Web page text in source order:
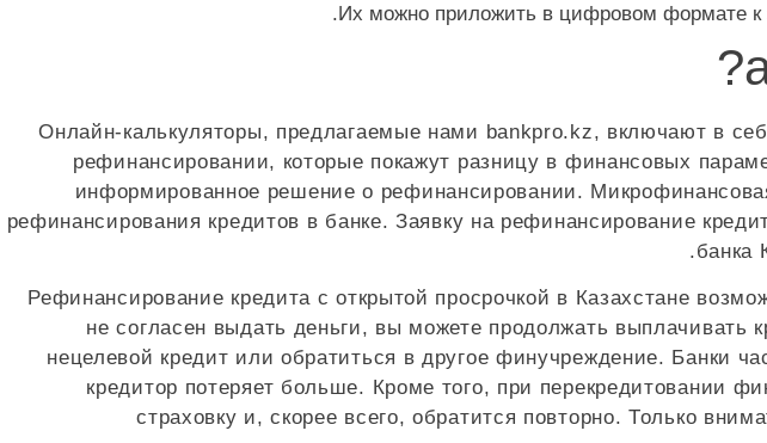
Их можно приложить в цифровом формате к
Онлайн-калькуляторы, предлагаемые нами bankpro.kz, включают в
рефинансировании, которые покажут разницу в финансовых
информированное решение о рефинансировании.
рефинансирования кредитов в банке. Заявку на рефинансирование
банка
Рефинансирование кредита с открытой просрочкой в Казахстане
не согласен выдать деньги, вы можете продолжать выплачивать
нецелевой кредит или обратиться в другое финучреждение. Банки
кредитор потеряет больше. Кроме того, при перекредитовании
страховку и, скорее всего, обратится повторно. Только